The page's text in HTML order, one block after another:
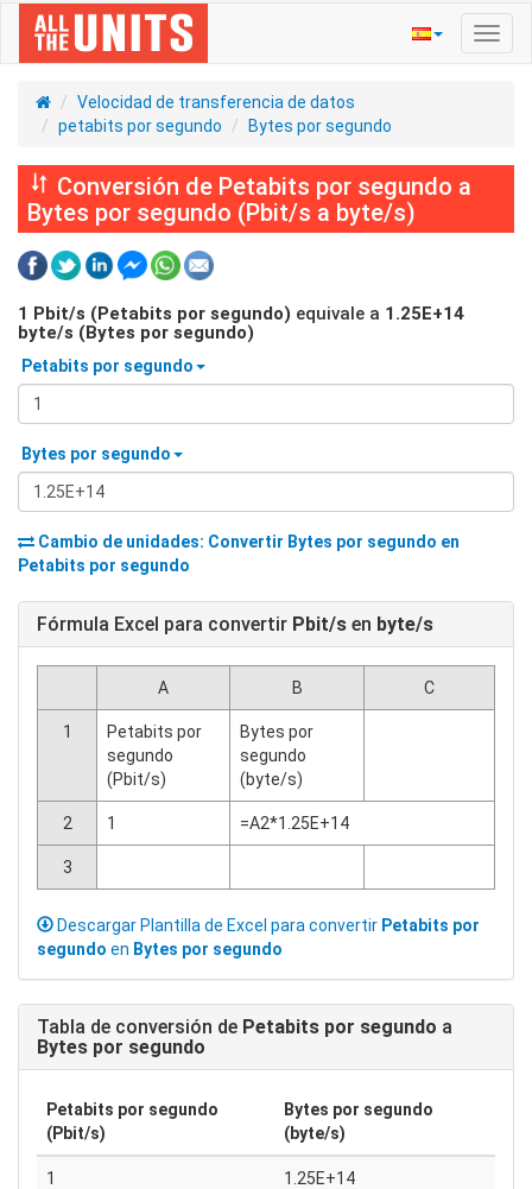
Velocidad de transferencia de datos
petabits por segundo
Bytes por segundo
Conversión de Petabits por segundo a
Bytes por segundo (Pbit/s a byte/s)
1 Pbit/s (Petabits por segundo) equivale a 1.25E+14
byte/s (Bytes por segundo)
Petabits por segundo
Bytes por segundo
Cambio de unidades: Convertir Bytes por segundo en
Petabits por segundo
Fórmula Excel para convertir Pbit/s en byte/s
A B C
1
Petabits por
segundo
(Pbit/s)
Bytes por
segundo
(byte/s)
2 1 =A2*1.25E+14
3
Descargar Plantilla de Excel para convertir Petabits por
segundo en Bytes por segundo
Tabla de conversión de Petabits por segundo a
Bytes por segundo
Petabits por segundo
(Pbit/s)
Bytes por segundo
(byte/s)
1 1.25E+14